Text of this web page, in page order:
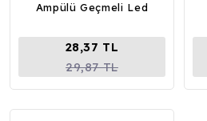
Ampülü Geçmeli Led
28,37 TL
29,87 TL